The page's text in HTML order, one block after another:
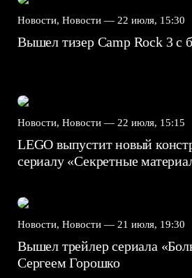
Новости, Новости — 22 июля, 15:30
Вышел тизер Camp Rock 3 с
Новости, Новости — 22 июля, 15:15
LEGO выпустит новый
сериалу «Секретные
Новости, Новости — 21 июля, 19:30
Вышел трейлер сериала
Сергеем Горошко